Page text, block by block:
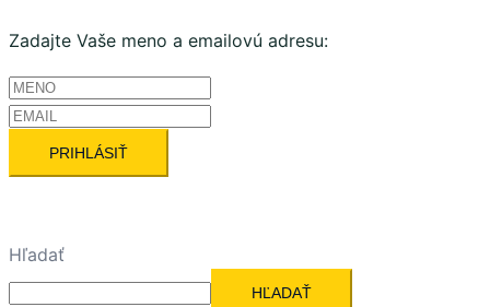
Zadajte Vaše meno a emailovú adresu:
Hľadať
HĽADAŤ